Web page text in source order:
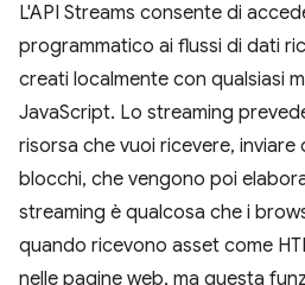
L'API Streams consente di
programmatico ai flussi di dati
creati localmente con qualsiasi
JavaScript. Lo streaming
risorsa che vuoi ricevere,
blocchi, che vengono poi
streaming è qualcosa che i
quando ricevono asset come
nelle pagine web, ma questa